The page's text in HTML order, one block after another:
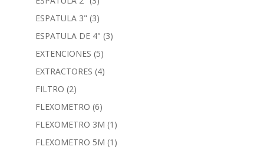
ESPATULA 3" (3)
ESPATULA DE 4" (3)
EXTENCIONES (5)
EXTRACTORES (4)
FILTRO (2)
FLEXOMETRO (6)
FLEXOMETRO 3M (1)
FLEXOMETRO 5M (1)